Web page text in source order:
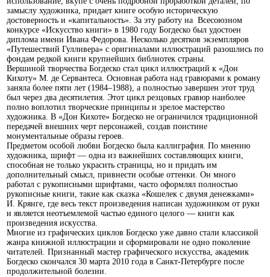
замыслу художника, придает книге особую историческую
достоверность и «капитальность». За эту работу на Всесоюзном
конкурсе «Искусство книги» в 1980 году Богдеско был удостоен
диплома имени Ивана Федорова. Несколько десятков экземпляров
«Путешествий Гулливера» с оригиналами иллюстраций разошлись по
фондам редкой книги крупнейших библиотек страны.
Вершиной творчества Богдеско стал цикл иллюстраций к «Дон
Кихоту» М. де Сервантеса. Основная работа над гравюрами к роману
заняла более пяти лет (1984–1988), а полностью завершен этот труд
был через два десятилетия. Этот цикл резцовых гравюр наиболее
полно воплотил творческие принципы и зрелое мастерство
художника. В «Дон Кихоте» Богдеско не ограничился традиционной
передачей внешних черт персонажей, создав поистине
монументальные образы героев.
Предметом особой любви Богдеско была каллиграфия. По мнению
художника, шрифт — одна из важнейших составляющих книги,
способная не только украсить страницы, но и придать им
дополнительный смысл, привнести особые оттенки. Он много
работал с рукописными шрифтами, часто оформлял полностью
рукописные книги, такие как сказка «Кошелек с двумя денежками»
И. Крянге, где весь текст произведения написан художником от руки
и является неотъемлемой частью единого целого — книги как
произведения искусства.
Многие из графических циклов Богдеско уже давно стали классикой
жанра книжной иллюстрации и сформировали не одно поколение
читателей. Признанный мастер графического искусства, академик
Богдеско скончался 30 марта 2010 года в Санкт-Петербурге после
продолжительной болезни.